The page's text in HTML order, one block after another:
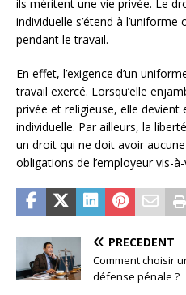
ils méritent une vie privée. Le
individuelle s’étend à
pendant le travail.
En effet, l’exigence d’un
travail exercé. Lorsqu’elle
privée et religieuse, elle devient
individuelle. Par ailleurs, la
un droit qui ne doit avoir
obligations de l’employeur vis-
PRÉCÉDENT
Comment choisir
défense pénale ?